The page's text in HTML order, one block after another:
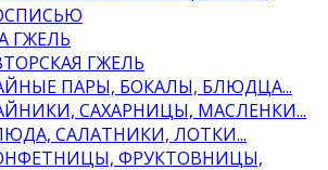
ГЖЕЛЬ
ГЖЕЛЬ
ПАРЫ, БОКАЛЫ, БЛЮДЦА...
САХАРНИЦЫ, МАСЛЕНКИ...
САЛАТНИКИ, ЛОТКИ...
ФРУКТОВНИЦЫ,